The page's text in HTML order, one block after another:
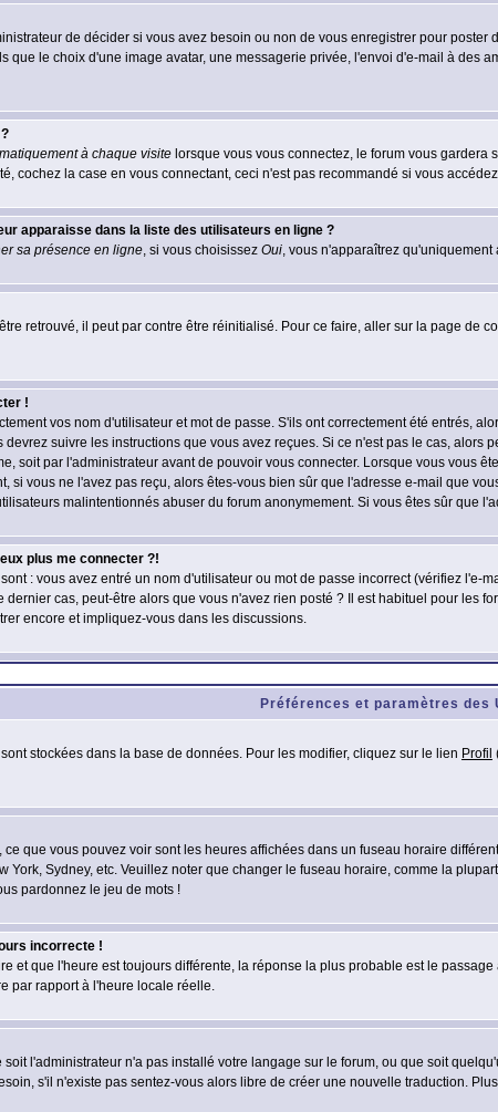
de décider si vous avez besoin ou non de vous enregistrer pour
le choix d'une image avatar, une messagerie privée, l'envoi d'e-mail à des
à chaque visite lorsque vous vous connectez, le forum vous
cochez la case en vous connectant, ceci n'est pas recommandé si vous
apparaisse dans la liste des utilisateurs en ligne ?
sa présence en ligne, si vous choisissez Oui, vous n'apparaîtrez
retrouvé, il peut par contre être réinitialisé. Pour ce faire, aller sur la page de
!
vos nom d'utilisateur et mot de passe. S'ils ont correctement été entrés,
suivre les instructions que vous avez reçues. Si ce n'est pas le cas,
soit par l'administrateur avant de pouvoir vous connecter. Lorsque vous vous
si vous ne l'avez pas reçu, alors êtes-vous bien sûr que l'adresse e-mail que
malintentionnés abuser du forum anonymement. Si vous êtes sûr que
plus me connecter ?!
: vous avez entré un nom d'utilisateur ou mot de passe incorrect (vérifiez
cas, peut-être alors que vous n'avez rien posté ? Il est habituel pour les
encore et impliquez-vous dans les discussions.
Préférences et paramètres des
stockées dans la base de données. Pour les modifier, cliquez sur le lien Profil
que vous pouvez voir sont les heures affichées dans un fuseau horaire
York, Sydney, etc. Veuillez noter que changer le fuseau horaire, comme la
pardonnez le jeu de mots !
incorrecte !
et que l'heure est toujours différente, la réponse la plus probable est le
par rapport à l'heure locale réelle.
l'administrateur n'a pas installé votre langage sur le forum, ou que soit
s'il n'existe pas sentez-vous alors libre de créer une nouvelle traduction.